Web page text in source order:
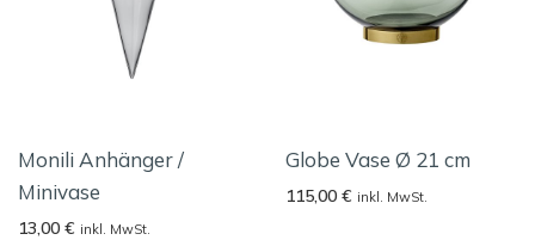
Monili Anhänger /
Minivase
13,00 € inkl. MwSt.
Globe Vase Ø 21 cm
115,00 € inkl. MwSt.